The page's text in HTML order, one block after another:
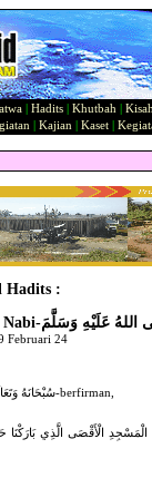
Hadits Khutbah
Kajian Kaset|
Hadits :
Februari 24
Allah-سُبْحَانَهُ وَتَعَالَى-berfirman,
الْأَقْصَى الَّذِي بَارَكْنَا